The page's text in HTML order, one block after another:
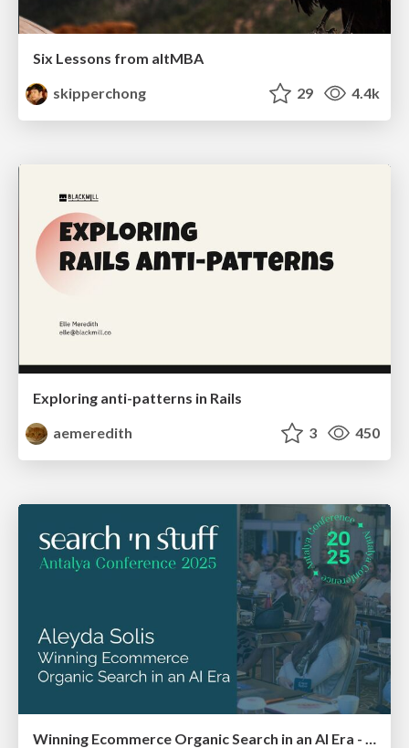
Six Lessons from altMBA
skipperchong
29 4.4k
Exploring anti-patterns in Rails
aemeredith
3 450
Winning Ecommerce Organic Search in an AI Era - #searchnstuff2025